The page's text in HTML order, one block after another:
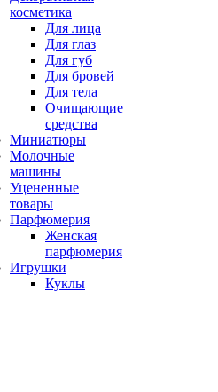
косметика
Для лица
Для глаз
Для губ
Для бровей
Для тела
Очищающие
средства
Миниатюры
Молочные
машины
Уцененные
товары
Парфюмерия
Женская
парфюмерия
Игрушки
Куклы